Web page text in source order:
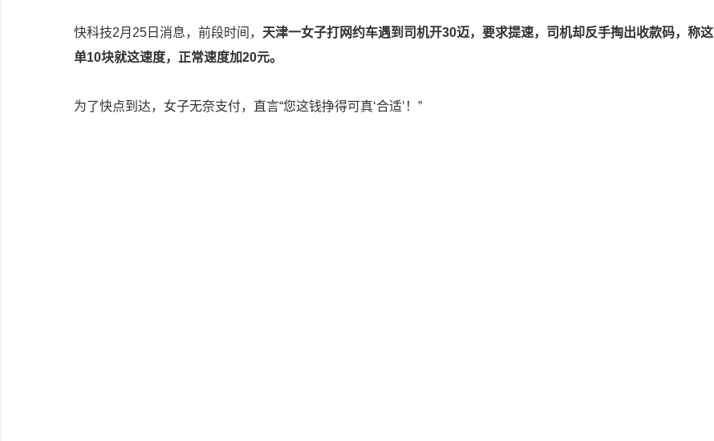
快科技2月25日消息，前段时间， 天津一女子打网约车遇到司机开30迈，要求提速，司机却反手掏出收款码，称这
单10块就这速度，正常速度加20元。
为了快点到达，女子无奈支付，直言“您这钱挣得可真‘合适’！”